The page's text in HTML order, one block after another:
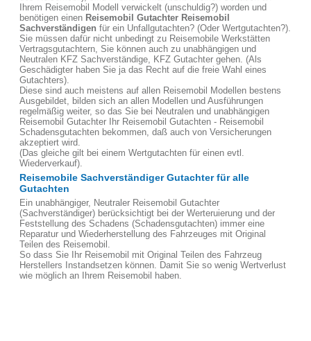
Ihrem Reisemobil Modell verwickelt (unschuldig?) worden und
benötigen einen Reisemobil Gutachter Reisemobil
Sachverständigen für ein Unfallgutachten? (Oder Wertgutachten?).
Sie müssen dafür nicht unbedingt zu Reisemobile Werkstätten
Vertragsgutachtern, Sie können auch zu unabhängigen und
Neutralen KFZ Sachverständige, KFZ Gutachter gehen. (Als
Geschädigter haben Sie ja das Recht auf die freie Wahl eines
Gutachters).
Diese sind auch meistens auf allen Reisemobil Modellen bestens
Ausgebildet, bilden sich an allen Modellen und Ausführungen
regelmäßig weiter, so das Sie bei Neutralen und unabhängigen
Reisemobil Gutachter Ihr Reisemobil Gutachten - Reisemobil
Schadensgutachten bekommen, daß auch von Versicherungen
akzeptiert wird.
(Das gleiche gilt bei einem Wertgutachten für einen evtl.
Wiederverkauf).
Reisemobile Sachverständiger Gutachter für alle
Gutachten
Ein unabhängiger, Neutraler Reisemobil Gutachter
(Sachverständiger) berücksichtigt bei der Werteruierung und der
Feststellung des Schadens (Schadensgutachten) immer eine
Reparatur und Wiederherstellung des Fahrzeuges mit Original
Teilen des Reisemobil.
So dass Sie Ihr Reisemobil mit Original Teilen des Fahrzeug
Herstellers Instandsetzen können. Damit Sie so wenig Wertverlust
wie möglich an Ihrem Reisemobil haben.